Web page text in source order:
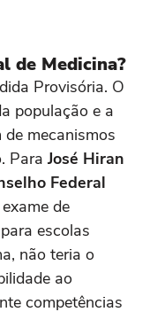
de Medicina?
Provisória. O
população e a
mecanismos
Para José Hiran
Federal
de
escolas
não teria o
ao
competências